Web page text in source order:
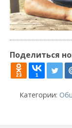
Поделиться
23 1
Категории: